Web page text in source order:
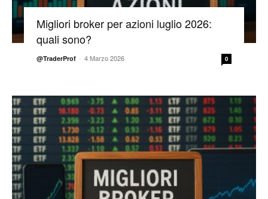
Migliori broker per azioni luglio 2026:
quali sono?
@TraderProf - 4 Marzo 2026 0